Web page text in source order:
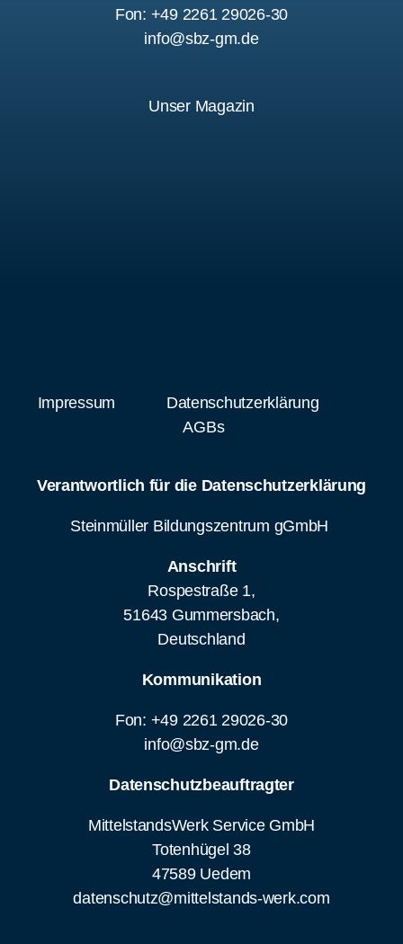
Fon: +49 2261 29026-30
info@sbz-gm.de
Unser Magazin
Impressum
Datenschutzerklärung
AGBs
Verantwortlich für die Datenschutzerklärung
Steinmüller Bildungszentrum gGmbH
Anschrift
Rospestraße 1,
51643 Gummersbach,
Deutschland
Kommunikation
Fon: +49 2261 29026-30
info@sbz-gm.de
Datenschutzbeauftragter
MittelstandsWerk Service GmbH
Totenhügel 38
47589 Uedem
datenschutz@mittelstands-werk.com